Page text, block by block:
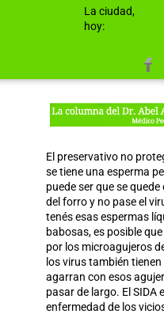
La ciudad,
hoy:
El preservativo no
se tiene una esperma
puede ser que se
del forro y no pase el
tenés esas espermas
babosas, es posible
por los microagujeros
los virus también
agarran con esos
pasar de largo. El SIDA
enfermedad de los